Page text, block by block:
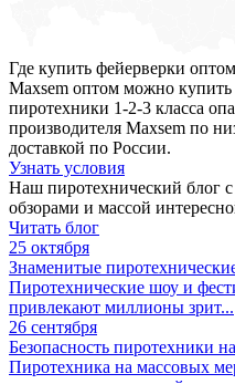
Где купить фейерверки
Maxsem оптом можно купить
пиротехники 1-2-3 класса
производителя Maxsem по
доставкой по России.
Узнать условия
Наш пиротехнический блог
обзорами и массой
Читать блог
25 октября
Знаменитые
Пиротехнические шоу и
привлекают миллионы зрит...
26 сентября
Безопасность пиротехники
Пиротехника на массовых